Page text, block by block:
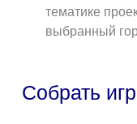
тематике
выбранный
Собрать